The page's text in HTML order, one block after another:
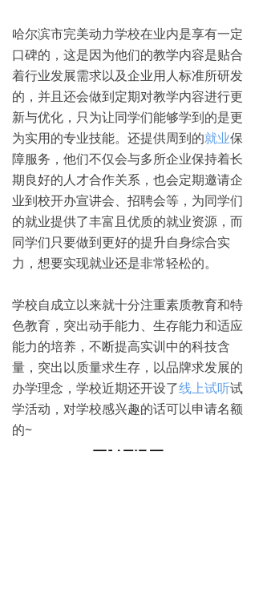
哈尔滨市完美动力学校在业内是享有一定
口碑的，这是因为他们的教学内容是贴合
着行业发展需求以及企业用人标准所研发
的，并且还会做到定期对教学内容进行更
新与优化，只为让同学们能够学到的是更
为实用的专业技能。还提供周到的就业保
障服务，他们不仅会与多所企业保持着长
期良好的人才合作关系，也会定期邀请企
业到校开办宣讲会、招聘会等，为同学们
的就业提供了丰富且优质的就业资源，而
同学们只要做到更好的提升自身综合实
力，想要实现就业还是非常轻松的。
学校自成立以来就十分注重素质教育和特
色教育，突出动手能力、生存能力和适应
能力的培养，不断提高实训中的科技含
量，突出以质量求生存，以品牌求发展的
办学理念，学校近期还开设了线上试听试
学活动，对学校感兴趣的话可以申请名额
的~